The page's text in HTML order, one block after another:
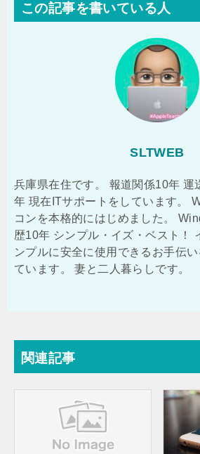
この記事を書いている人
SLTWEB
兵庫県在住です。 報道関係10年 運
年 現在ITサポートをしています。
コンを本格的にはじめました。
歴10年 シンプル・イズ・ベスト！
ンプルに安全に使用できるお手伝い
ています。 妻と二人暮らしです。
関連記事